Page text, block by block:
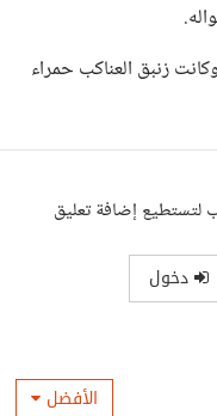
زنبق العناكب حمراء
إضافة تعليق
دخول
الأفضل